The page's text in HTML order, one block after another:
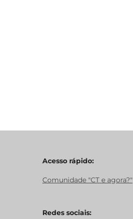
Acesso rápido:
Comunidade "CT e agora?"
Redes sociais: